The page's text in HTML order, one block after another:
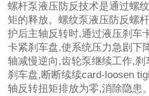
螺杆泵液压防反技术是通过螺
矩的释放。螺纹泵液压防反螺
护后主轴反转时,通过液压刹车
卡紧刹车盘,使系统压力急剧下
轴减慢逆向,齿轮泵继续工作,
刹车盘,断断续续card-loosen
轴反转扭矩排放为零,消除隐患。